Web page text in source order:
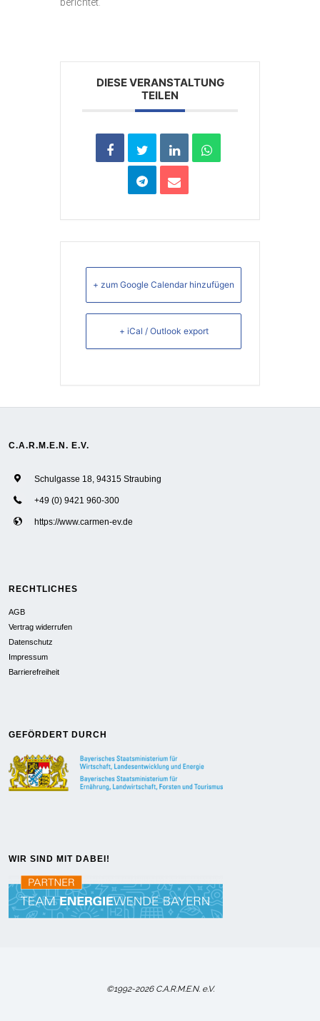
berichtet.
DIESE VERANSTALTUNG
TEILEN
+ zum Google Calendar hinzufügen
+ iCal / Outlook export
C.A.R.M.E.N. E.V.
Schulgasse 18, 94315 Straubing
+49 (0) 9421 960-300
https://www.carmen-ev.de
RECHTLICHES
AGB
Vertrag widerrufen
Datenschutz
Impressum
Barrierefreiheit
GEFÖRDERT DURCH
WIR SIND MIT DABEI!
©1992-2026 C.A.R.M.E.N. e.V.